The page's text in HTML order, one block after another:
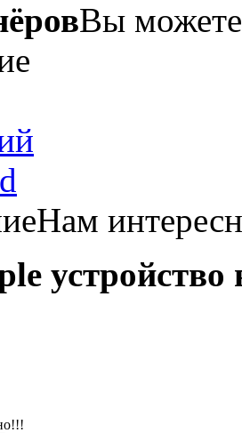
Вы можете
Нам
устройство